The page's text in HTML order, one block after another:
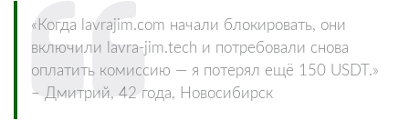
«Когда lavrajim.com начали блокировать, они
включили lavra‑jim.tech и потребовали снова
оплатить комиссию — я потерял ещё 150 USDT.»
– Дмитрий, 42 года, Новосибирск